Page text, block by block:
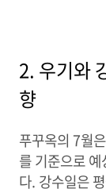
2. 우기와
향
푸꾸옥의 7월
를 기준으로
다. 강수일은